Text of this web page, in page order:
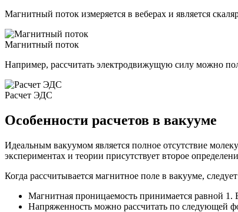
Магнитный поток измеряется в веберах и является
Магнитный поток
Например, рассчитать электродвижущую силу можно
Расчет ЭДС
Особенности расчетов в вакууме
Идеальным вакуумом является полное отсутствие
экспериментах и теории присутствует второе
Когда рассчитывается магнитное поле в вакууме,
Магнитная проницаемость принимается равной 1.
Напряженность можно рассчитать по следующей